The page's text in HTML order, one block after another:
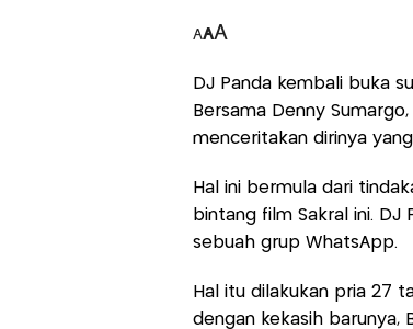
AAA
DJ Panda kembali buka
Bersama Denny
menceritakan dirinya
Hal ini bermula dari
bintang film Sakral ini. DJ
sebuah grup WhatsApp.
Hal itu dilakukan pria 27
dengan kekasih barunya,